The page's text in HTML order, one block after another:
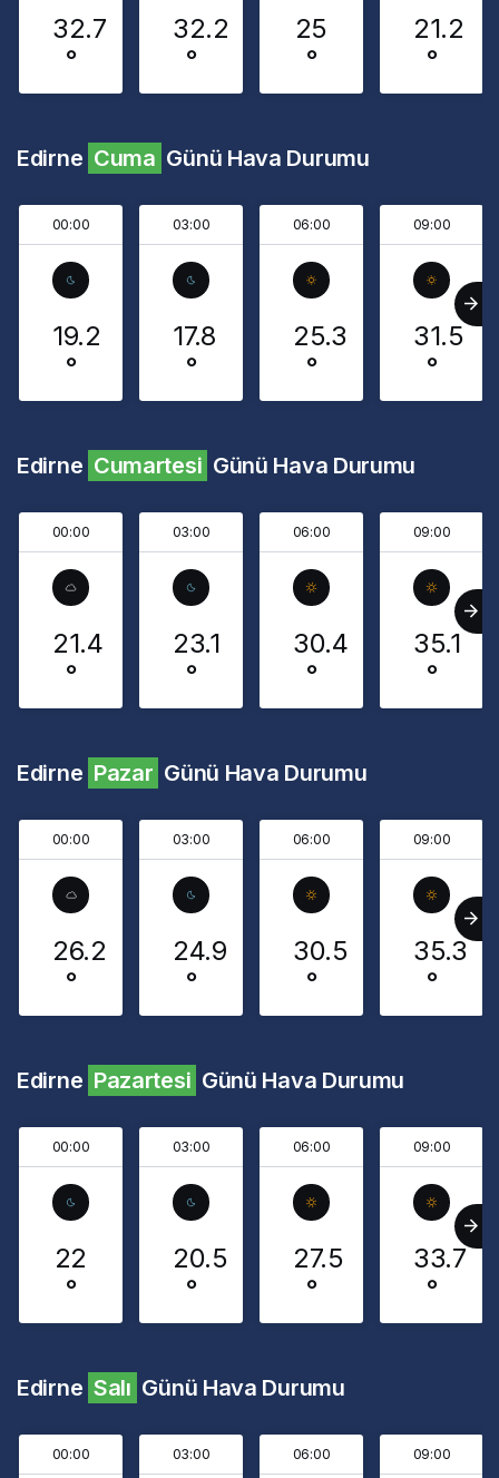
32.7
°
32.2
°
25
°
21.2
°
Edirne Cuma Günü Hava Durumu
00:00
19.2
°
03:00
17.8
°
06:00
25.3
°
09:00
31.5
°
Edirne Cumartesi Günü Hava Durumu
00:00
21.4
°
03:00
23.1
°
06:00
30.4
°
09:00
35.1
°
Edirne Pazar Günü Hava Durumu
00:00
26.2
°
03:00
24.9
°
06:00
30.5
°
09:00
35.3
°
Edirne Pazartesi Günü Hava Durumu
00:00
22
°
03:00
20.5
°
06:00
27.5
°
09:00
33.7
°
Edirne Salı Günü Hava Durumu
00:00 03:00 06:00 09:00